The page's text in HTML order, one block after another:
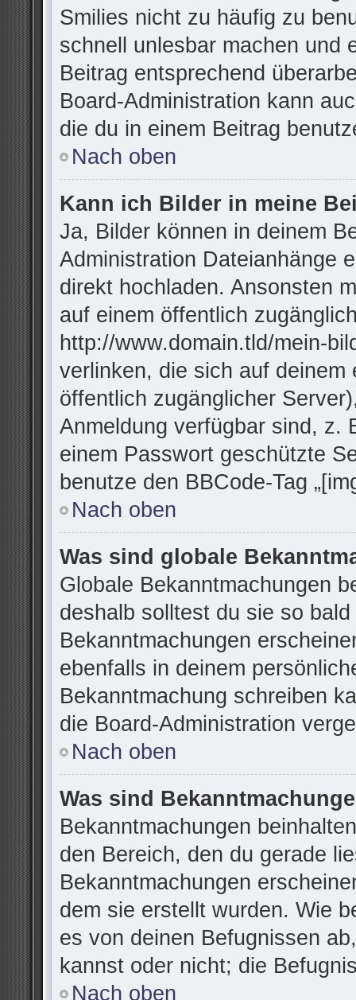
Smilies nicht zu häufig zu
schnell unlesbar machen und
Beitrag entsprechend
Board-Administration kann
die du in einem Beitrag
Nach oben
Kann ich Bilder in meine
Ja, Bilder können in deinem
Administration Dateianhänge
direkt hochladen. Ansonsten
auf einem öffentlich
http://www.domain.tld/mein-
verlinken, die sich auf
öffentlich zugänglicher
Anmeldung verfügbar sind, z.
einem Passwort geschützte
benutze den BBCode-Tag
Nach oben
Was sind globale
Globale Bekanntmachungen
deshalb solltest du sie so
Bekanntmachungen
ebenfalls in deinem
Bekanntmachung schreiben
die Board-Administration
Nach oben
Was sind
Bekanntmachungen
den Bereich, den du gerade
Bekanntmachungen
dem sie erstellt wurden. Wie
es von deinen Befugnissen
kannst oder nicht; die
Nach oben